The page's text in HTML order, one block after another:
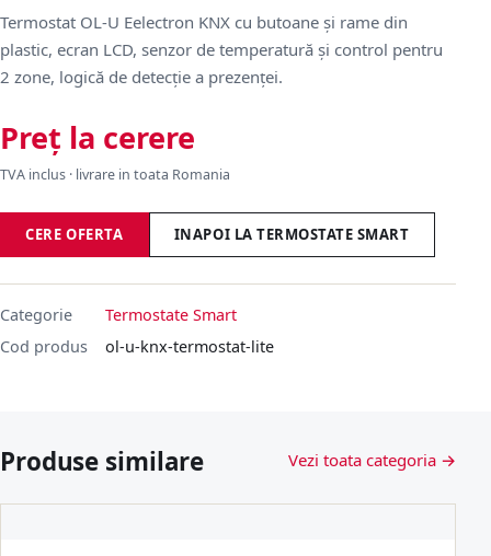
Termostat OL-U Eelectron KNX cu butoane și rame din
plastic, ecran LCD, senzor de temperatură și control pentru
2 zone, logică de detecție a prezenței.
Preț la cerere
TVA inclus · livrare in toata Romania
CERE OFERTA INAPOI LA TERMOSTATE SMART
Categorie
Termostate Smart
Cod produs
ol-u-knx-termostat-lite
Produse similare Vezi toata categoria →